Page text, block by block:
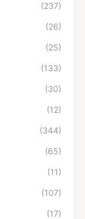
(237)
(26)
(25)
(133)
(30)
(12)
(344)
(65)
(11)
(107)
(17)